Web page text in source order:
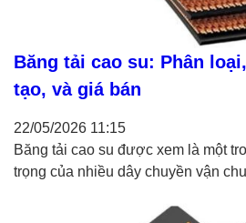
Băng tải cao su: Phân
tạo, và giá bán
22/05/2026 11:15
Băng tải cao su được xem là một
trọng của nhiều dây chuyền vận